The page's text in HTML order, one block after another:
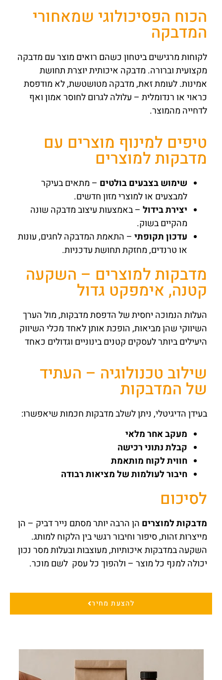
הכוח הפסיכולוגי שמאחורי
המדבקה
לקוחות מרגישים ביטחון כשהם רואים מוצר עם מדבקה
מקצועית וברורה. מדבקה איכותית יוצרת תחושת
אמינות. לעומת זאת, מדבקה מטושטשת, לא מודפסת
כראוי או רנדומלית – עלולה לגרום לחוסר אמון ואף
לדחייה מהמוצר.
טיפים למינוף מוצרים עם
מדבקות למוצרים
שימוש בצבעים בולטים – מתאים בעיקר
למבצעים או למוצרי מזון חדשים.
יצירת בידול – באמצעות עיצוב מדבקה שונה
מהקיים בשוק.
עדכון תקופתי – התאמת המדבקה לחגים, עונות
או טרנדים, מחזקת תחושת עדכניות.
מדבקות למוצרים – השקעה
קטנה, אימפקט גדול
העלות הנמוכה יחסית של הדפסת מדבקות, מול הערך
השיווקי שהן מביאות, הופכת אותן לאחד מכלי השיווק
היעילים ביותר לעסקים קטנים בינוניים וגדולים כאחד
שילוב טכנולוגיה – העתיד
של המדבקות
בעידן הדיגיטלי, ניתן לשלב מדבקות חכמות שיאפשרו:
מעקב אחר מלאי
קבלת נתוני רכישה
חווית לקוח מותאמת
חיבור לעולמות של מציאות רבודה
לסיכום
מדבקות למוצרים הן הרבה יותר מסתם נייר דביק – הן
מייצרות זהות, סיפור וחיבור רגשי בין הלקוח למותג.
השקעה במדבקות איכותיות, מעוצבות ובעלות מסר נכון
יכולה למנף כל מוצר – ולהפוך כל עסק לשם מוכר.
להצעת מחיר